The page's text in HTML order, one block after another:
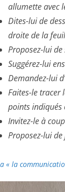
allumette avec
Dites-lui de
droite de la
Proposez-lui
Suggérez-lui
Demandez-lui
Faites-le tracer
points indiqués
Invitez-le à
Proposez-lui
« la